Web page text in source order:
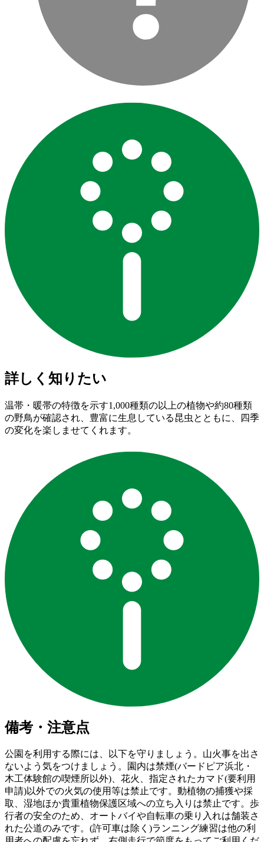
詳しく知りたい
温帯・暖帯の特徴を示す1,000種類の以上の植物や約80種類
の野鳥が確認され、豊富に生息している昆虫とともに、四季
の変化を楽しませてくれます。
備考・注意点
公園を利用する際には、以下を守りましょう。山火事を出さ
ないよう気をつけましょう。園内は禁煙(バードピア浜北・
木工体験館の喫煙所以外)、花火、指定されたカマド(要利用
申請)以外での火気の使用等は禁止です。動植物の捕獲や採
取、湿地ほか貴重植物保護区域への立ち入りは禁止です。歩
行者の安全のため、オートバイや自転車の乗り入れは舗装さ
れた公道のみです。(許可車は除く)ランニング練習は他の利